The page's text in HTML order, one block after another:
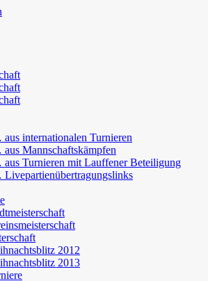
Lauffen
internationalen Turnieren
Mannschaftskämpfen
Turnieren mit Lauffener Beteiligung
2012
2013